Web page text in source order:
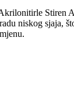
Stiren
niskog sjaja,